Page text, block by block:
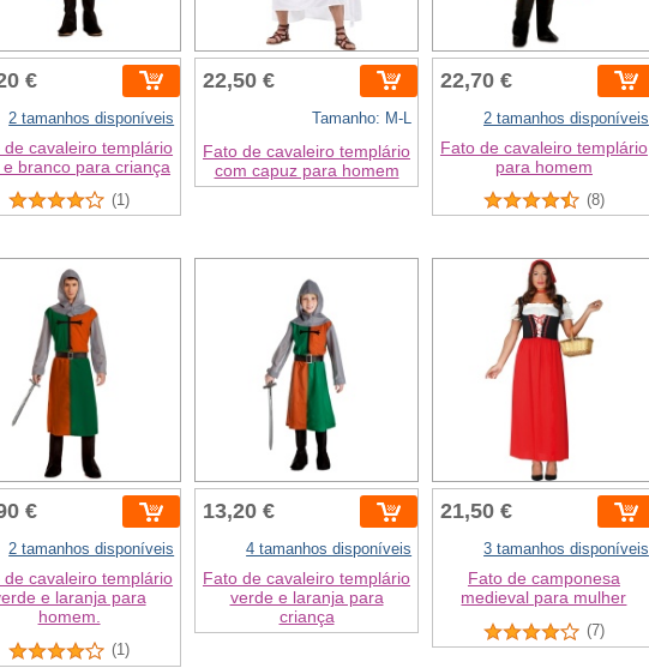
€
2 tamanhos disponíveis
de cavaleiro templário
e branco para criança
(1)
22,50 €
Tamanho: M-L
Fato de cavaleiro templário
com capuz para homem
22,70 €
2 tamanhos disponíveis
Fato de cavaleiro templário
para homem
(8)
€
2 tamanhos disponíveis
de cavaleiro templário
e laranja para
homem.
(1)
13,20 €
4 tamanhos disponíveis
Fato de cavaleiro templário
verde e laranja para
criança
21,50 €
3 tamanhos disponíveis
Fato de camponesa
medieval para mulher
(7)